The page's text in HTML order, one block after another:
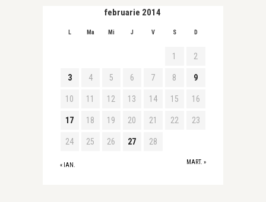
februarie 2014
L Ma Mi J V S D
« IAN. MART. »
1 2
3 4 5 6 7 8 9
10 11 12 13 14 15 16
17 18 19 20 21 22 23
24 25 26 27 28